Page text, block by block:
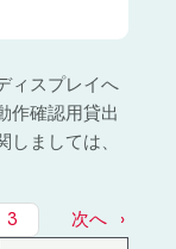
ィスプレイへ
作確認用貸出
ましては、
3
次へ